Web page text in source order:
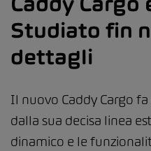
Studiato fin
dettagli
Il nuovo Caddy Cargo
dalla sua decisa linea
dinamico e le